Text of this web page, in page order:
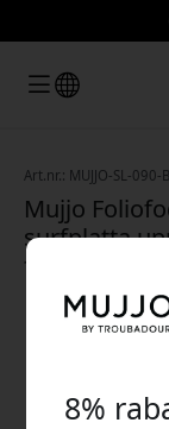
Art.nr.: MUJJO-SL-090-
Mujjo
surfplatta
förvaring i
8%